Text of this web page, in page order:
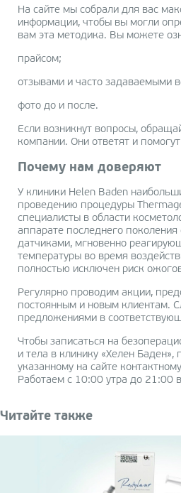
На сайте мы собрали для вас
информации, чтобы вы могли
вам эта методика. Вы можете
прайсом;
отзывами и часто задаваемыми
фото до и после.
Если возникнут вопросы,
компании. Они ответят и
Почему нам доверяют
У клиники Helen Baden
проведению процедуры
специалисты в области
аппарате последнего поколения
датчиками, мгновенно
температуры во время
полностью исключен риск
Регулярно проводим акции,
постоянным и новым клиентам.
предложениями в
Чтобы записаться на
и тела в клинику «Хелен Баден»,
указанному на сайте
Работаем с 10:00 утра до 21:00
Читайте также